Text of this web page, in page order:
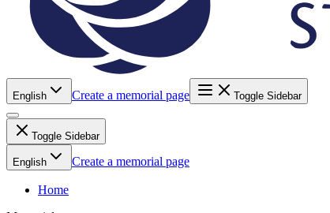
English Create a memorial page Toggle Sidebar
Toggle Sidebar
English Create a memorial page
Home